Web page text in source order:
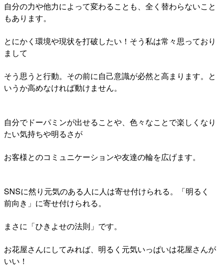
自分の力や他力によって変わることも、全く替わらないこと
もあります。
とにかく環境や現状を打破したい！そう私は常々思っており
まして
そう思うと行動。その前に自己意識が必然と高まります。と
いうか高めなければ動けません。
自分でドーパミンが出せることや、色々なことで楽しくなり
たい気持ちや明るさが
お客様とのコミュニケーションや友達の輪を広げます。
SNSに然り元気のある人に人は寄せ付けられる。「明るく
前向き」に寄せ付けられる。
まさに「ひきよせの法則」です。
お花屋さんにしてみれば、明るく元気いっぱいは花屋さんが
いい！